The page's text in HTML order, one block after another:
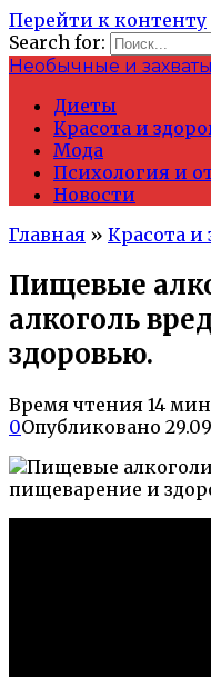
Перейти к контенту
Search for:
Необычные и
Диеты
Красота и
Мода
Психология и
Новости
Главная » Красота и
Пищевые
алкоголь
здоровью.
Время чтения 14
0Опубликовано